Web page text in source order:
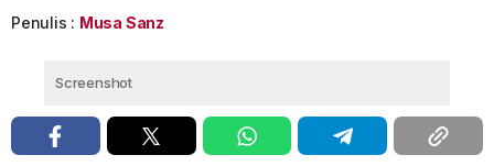
Penulis : Musa Sanz
Screenshot